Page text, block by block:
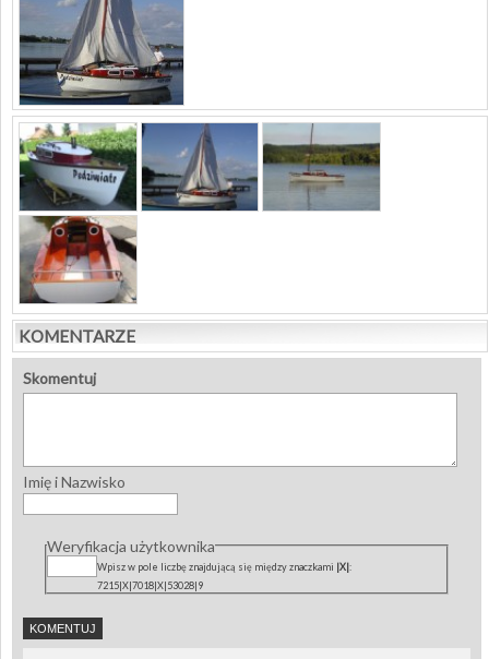
KOMENTARZE
Skomentuj
Imię i Nazwisko
Weryfikacja użytkownika
Wpisz w pole liczbę znajdującą się między znaczkami |X|:
7215|X|7018|X|53028|9